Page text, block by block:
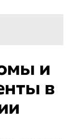
и
в